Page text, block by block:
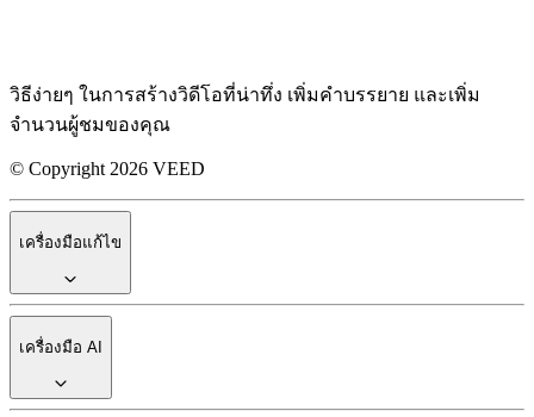
วิธีง่ายๆ ในการสร้างวิดีโอที่น่าทึ่ง เพิ่มคำบรรยาย และเพิ่ม
จำนวนผู้ชมของคุณ
© Copyright 2026 VEED
เครื่องมือแก้ไข
เครื่องมือ AI